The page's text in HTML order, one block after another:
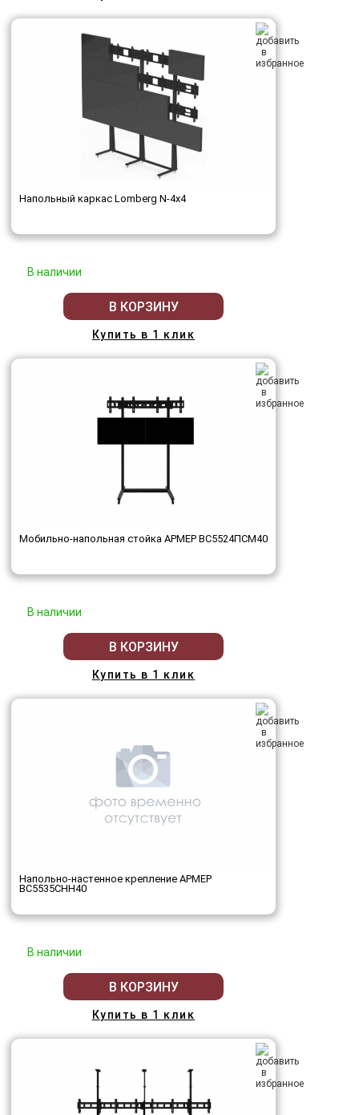
Напольный каркас Lomberg N-4х4
В наличии
В КОРЗИНУ
Купить в 1 клик
Мобильно-напольная стойка АРМЕР ВС5524ПСМ40
В наличии
В КОРЗИНУ
Купить в 1 клик
Напольно-настенное крепление АРМЕР
ВС5535СНН40
В наличии
В КОРЗИНУ
Купить в 1 клик